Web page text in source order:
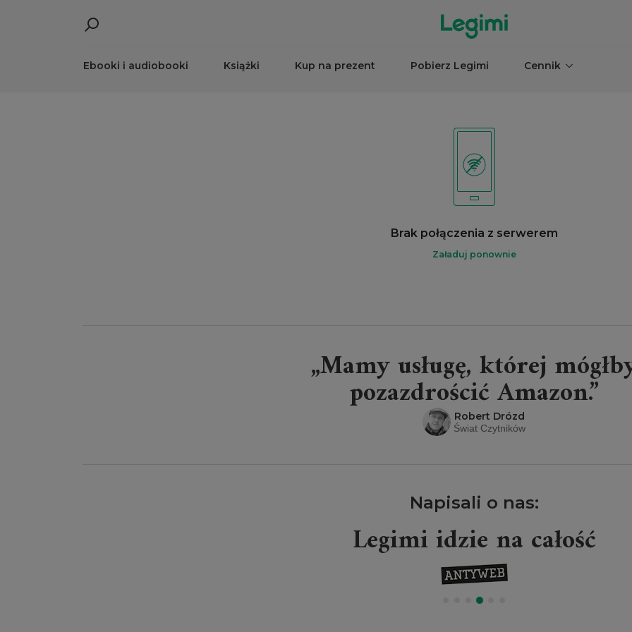
Ebooki i audiobooki Książki Kup na prezent Pobierz Legimi Cennik
Brak połączenia z serwerem
Załaduj ponownie
„Mamy usługę, której
pozazdrościć Amazon.”
Robert Drózd
Świat Czytników
Napisali o nas:
Legimi idzie na całość